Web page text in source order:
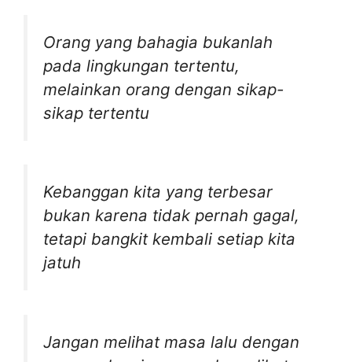
Orang yang bahagia bukanlah
pada lingkungan tertentu,
melainkan orang dengan sikap-
sikap tertentu
Kebanggan kita yang terbesar
bukan karena tidak pernah gagal,
tetapi bangkit kembali setiap kita
jatuh
Jangan melihat masa lalu dengan